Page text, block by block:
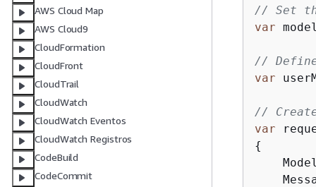
AWS Cloud Map
AWS Cloud9
CloudFormation
CloudFront
CloudTrail
CloudWatch
CloudWatch Eventos
CloudWatch Registros
CodeBuild
CodeCommit
// Set
var
//
var
//
var
{